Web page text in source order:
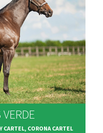
CARTEL, CORONA CARTEL